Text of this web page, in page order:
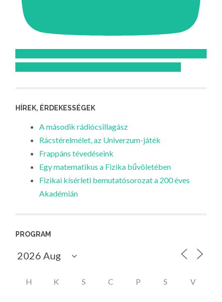
HÍREK, ÉRDEKESSÉGEK
A második rádiócsillagász
Rácstérelmélet, az Univerzum-játék
Frappáns tévedéseink
Egy matematikus a Fizika bűvöletében
Fizikai kísérleti bemutatósorozat a 200 éves
Akadémián
PROGRAM
H K S C P S V